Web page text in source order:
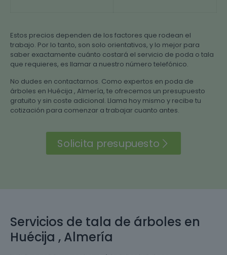
Estos precios dependen de los factores que rodean el
trabajo. Por lo tanto, son solo orientativos, y lo mejor para
saber exactamente cuánto costará el servicio de poda o tala
que requieres, es llamar a nuestro número telefónico.
No dudes en contactarnos. Como expertos en poda de
árboles en Huécija , Almería, te ofrecemos un presupuesto
gratuito y sin coste adicional. Llama hoy mismo y recibe tu
cotización para comenzar a trabajar cuanto antes.
Solicita presupuesto
Servicios de tala de árboles en
Huécija , Almería